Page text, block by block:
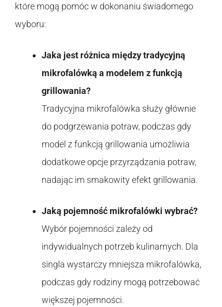
które mogą pomóc w dokonaniu świadomego
wyboru:
Jaka jest różnica między tradycyjną
mikrofalówką a modelem z funkcją
grillowania?
Tradycyjna mikrofalówka służy głównie
do podgrzewania potraw, podczas gdy
model z funkcją grillowania umożliwia
dodatkowe opcje przyrządzania potraw,
nadając im smakowity efekt grillowania.
Jaką pojemność mikrofalówki wybrać?
Wybór pojemności zależy od
indywidualnych potrzeb kulinarnych. Dla
singla wystarczy mniejsza mikrofalówka,
podczas gdy rodziny mogą potrzebować
większej pojemności.